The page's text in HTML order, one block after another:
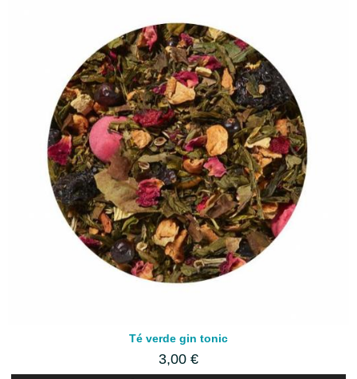
Té verde gin tonic
3,00 €